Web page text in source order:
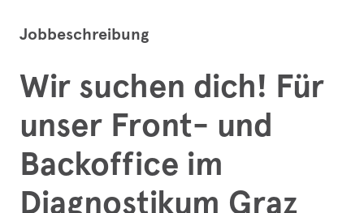
Jobbeschreibung
Wir suchen dich! Für
unser Front- und
Backoffice im
Diagnostikum Graz